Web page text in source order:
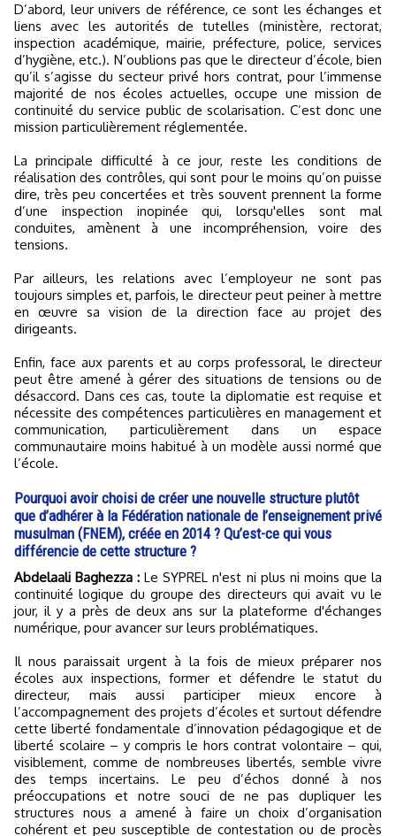
D’abord, leur univers de référence, ce sont les échanges et
liens avec les autorités de tutelles (ministère, rectorat,
inspection académique, mairie, préfecture, police, services
d’hygiène, etc.). N’oublions pas que le directeur d’école, bien
qu’il s’agisse du secteur privé hors contrat, pour l’immense
majorité de nos écoles actuelles, occupe une mission de
continuité du service public de scolarisation. C’est donc une
mission particulièrement réglementée.
La principale difficulté à ce jour, reste les conditions de
réalisation des contrôles, qui sont pour le moins qu’on puisse
dire, très peu concertées et très souvent prennent la forme
d’une inspection inopinée qui, lorsqu'elles sont mal
conduites, amènent à une incompréhension, voire des
tensions.
Par ailleurs, les relations avec l’employeur ne sont pas
toujours simples et, parfois, le directeur peut peiner à mettre
en œuvre sa vision de la direction face au projet des
dirigeants.
Enfin, face aux parents et au corps professoral, le directeur
peut être amené à gérer des situations de tensions ou de
désaccord. Dans ces cas, toute la diplomatie est requise et
nécessite des compétences particulières en management et
communication, particulièrement dans un espace
communautaire moins habitué à un modèle aussi normé que
l’école.
Pourquoi avoir choisi de créer une nouvelle structure plutôt
que d’adhérer à la Fédération nationale de l’enseignement privé
musulman (FNEM), créée en 2014 ? Qu’est-ce qui vous
différencie de cette structure ?
Abdelaali Baghezza : Le SYPREL n'est ni plus ni moins que la
continuité logique du groupe des directeurs qui avait vu le
jour, il y a près de deux ans sur la plateforme d'échanges
numérique, pour avancer sur leurs problématiques.
Il nous paraissait urgent à la fois de mieux préparer nos
écoles aux inspections, former et défendre le statut du
directeur, mais aussi participer mieux encore à
l’accompagnement des projets d’écoles et surtout défendre
cette liberté fondamentale d’innovation pédagogique et de
liberté scolaire – y compris le hors contrat volontaire – qui,
visiblement, comme de nombreuses libertés, semble vivre
des temps incertains. Le peu d’échos donné à nos
préoccupations et notre souci de ne pas dupliquer les
structures nous a amené à faire un choix d’organisation
cohérent et peu susceptible de contestation ou de procès